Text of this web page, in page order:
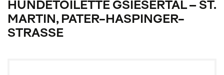
HUNDETOILETTE GSIESERTAL – ST.
MARTIN, PATER-HASPINGER-
STRASSE